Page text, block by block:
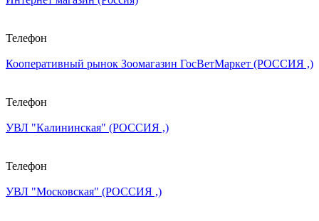
Телефон
Кооперативный рынок Зоомагазин ГосВетМаркет (РОССИЯ ,)
Телефон
УВЛ "Калининская" (РОССИЯ ,)
Телефон
УВЛ "Московская" (РОССИЯ ,)